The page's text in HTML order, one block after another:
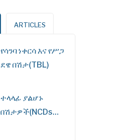
ARTICLES
የሳንባ ነቀርሳ እና የሥጋ
ደዌ በሽታ(TBL)
ተላላፊ ያልሆኑ
በሽታዎች(NCDs…